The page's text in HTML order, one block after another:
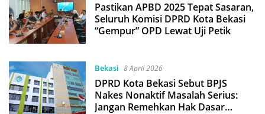
Pastikan APBD 2025 Tepat Sasaran,
Seluruh Komisi DPRD Kota Bekasi
“Gempur” OPD Lewat Uji Petik
Bekasi 8 April 2026
DPRD Kota Bekasi Sebut BPJS
Nakes Nonaktif Masalah Serius:
Jangan Remehkan Hak Dasar